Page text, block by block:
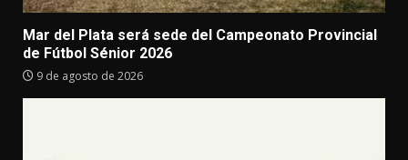
Mar del Plata será sede del Campeonato Provincial
de Fútbol Sénior 2026
9 de agosto de 2026